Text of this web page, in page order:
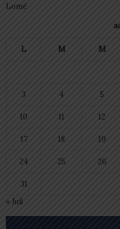
Lomé
L M M
3 4 5
10 11 12
17 18 19
24 25 26
31
« Juil